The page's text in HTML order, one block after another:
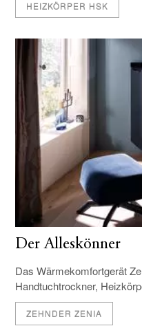
HEIZKÖRPER HSK
Der Alleskönner
Das Wärmekomfortgerät
Handtuchtrockner,
ZEHNDER ZENIA